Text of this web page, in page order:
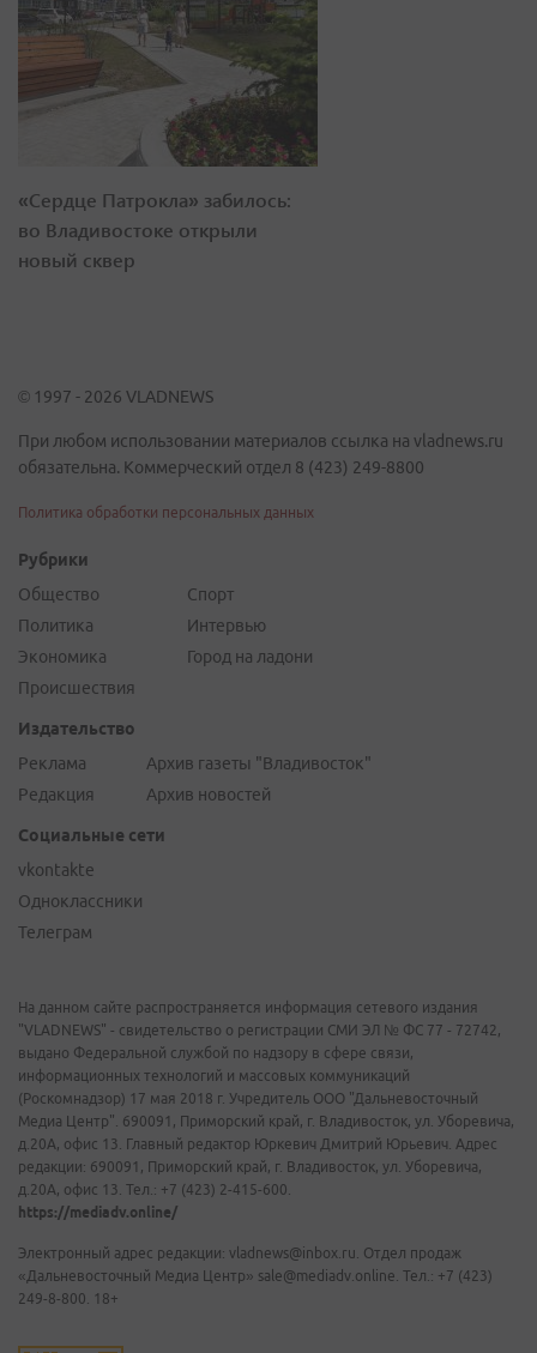
«Сердце Патрокла» забилось:
во Владивостоке открыли
новый сквер
© 1997 - 2026 VLADNEWS
При любом использовании материалов ссылка на vladnews.ru
обязательна. Коммерческий отдел 8 (423) 249-8800
Политика обработки персональных данных
Рубрики
Общество
Политика
Экономика
Происшествия
Спорт
Интервью
Город на ладони
Издательство
Реклама
Редакция
Архив газеты "Владивосток"
Архив новостей
Социальные сети
vkontakte
Одноклассники
Телеграм
На данном сайте распространяется информация сетевого издания
"VLADNEWS" - свидетельство о регистрации СМИ ЭЛ № ФС 77 - 72742,
выдано Федеральной службой по надзору в сфере связи,
информационных технологий и массовых коммуникаций
(Роскомнадзор) 17 мая 2018 г. Учредитель ООО "Дальневосточный
Медиа Центр". 690091, Приморский край, г. Владивосток, ул. Уборевича,
д.20А, офис 13. Главный редактор Юркевич Дмитрий Юрьевич. Адрес
редакции: 690091, Приморский край, г. Владивосток, ул. Уборевича,
д.20А, офис 13. Тел.: +7 (423) 2-415-600.
https://mediadv.online/
Электронный адрес редакции: vladnews@inbox.ru. Отдел продаж
«Дальневосточный Медиа Центр» sale@mediadv.online. Тел.: +7 (423)
249-8-800. 18+